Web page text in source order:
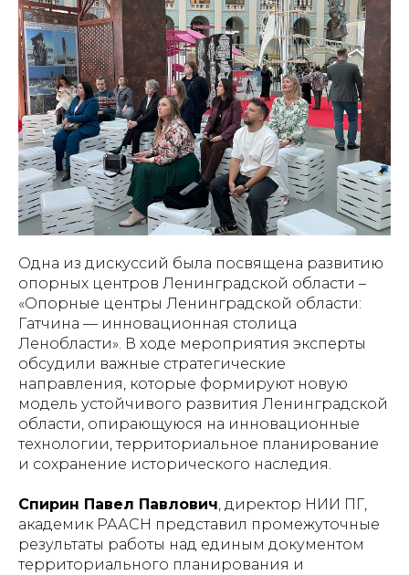
Одна из дискуссий была посвящена развитию
опорных центров Ленинградской области –
«Опорные центры Ленинградской области:
Гатчина — инновационная столица
Ленобласти». В ходе мероприятия эксперты
обсудили важные стратегические
направления, которые формируют новую
модель устойчивого развития Ленинградской
области, опирающуюся на инновационные
технологии, территориальное планирование
и сохранение исторического наследия.
Спирин Павел Павлович, директор НИИ ПГ,
академик РААСН представил промежуточные
результаты работы над единым документом
территориального планирования и